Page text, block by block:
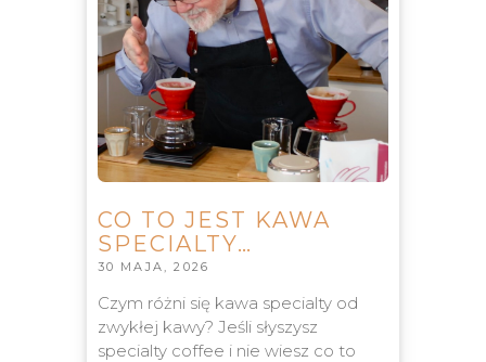
CO TO JEST KAWA
SPECIALTY…
30 MAJA, 2026
Czym różni się kawa specialty od
zwykłej kawy? Jeśli słyszysz
specialty coffee i nie wiesz co to